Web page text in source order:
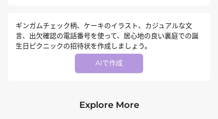
ギンガムチェック柄、ケーキのイラスト、カジュアルな文
言、出欠確認の電話番号を使って、居心地の良い裏庭での誕
生日ピクニックの招待状を作成しましょう。
AIで作成
Explore More